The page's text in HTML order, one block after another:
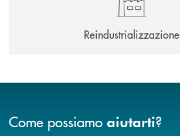
Reindustrializzazione
Come possiamo aiutarti?